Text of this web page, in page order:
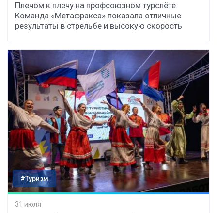
Плечом к плечу на профсоюзном турслёте.
Команда «Метафракса» показала отличные
результаты в стрельбе и высокую скорость
#Туризм
31 июля